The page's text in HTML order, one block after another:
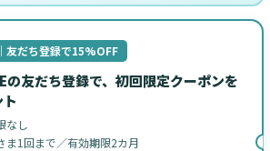
友だち登録で15%OFF
の友だち登録で、初回限定クーポンを
なし
ま1回まで／有効期限2カ月